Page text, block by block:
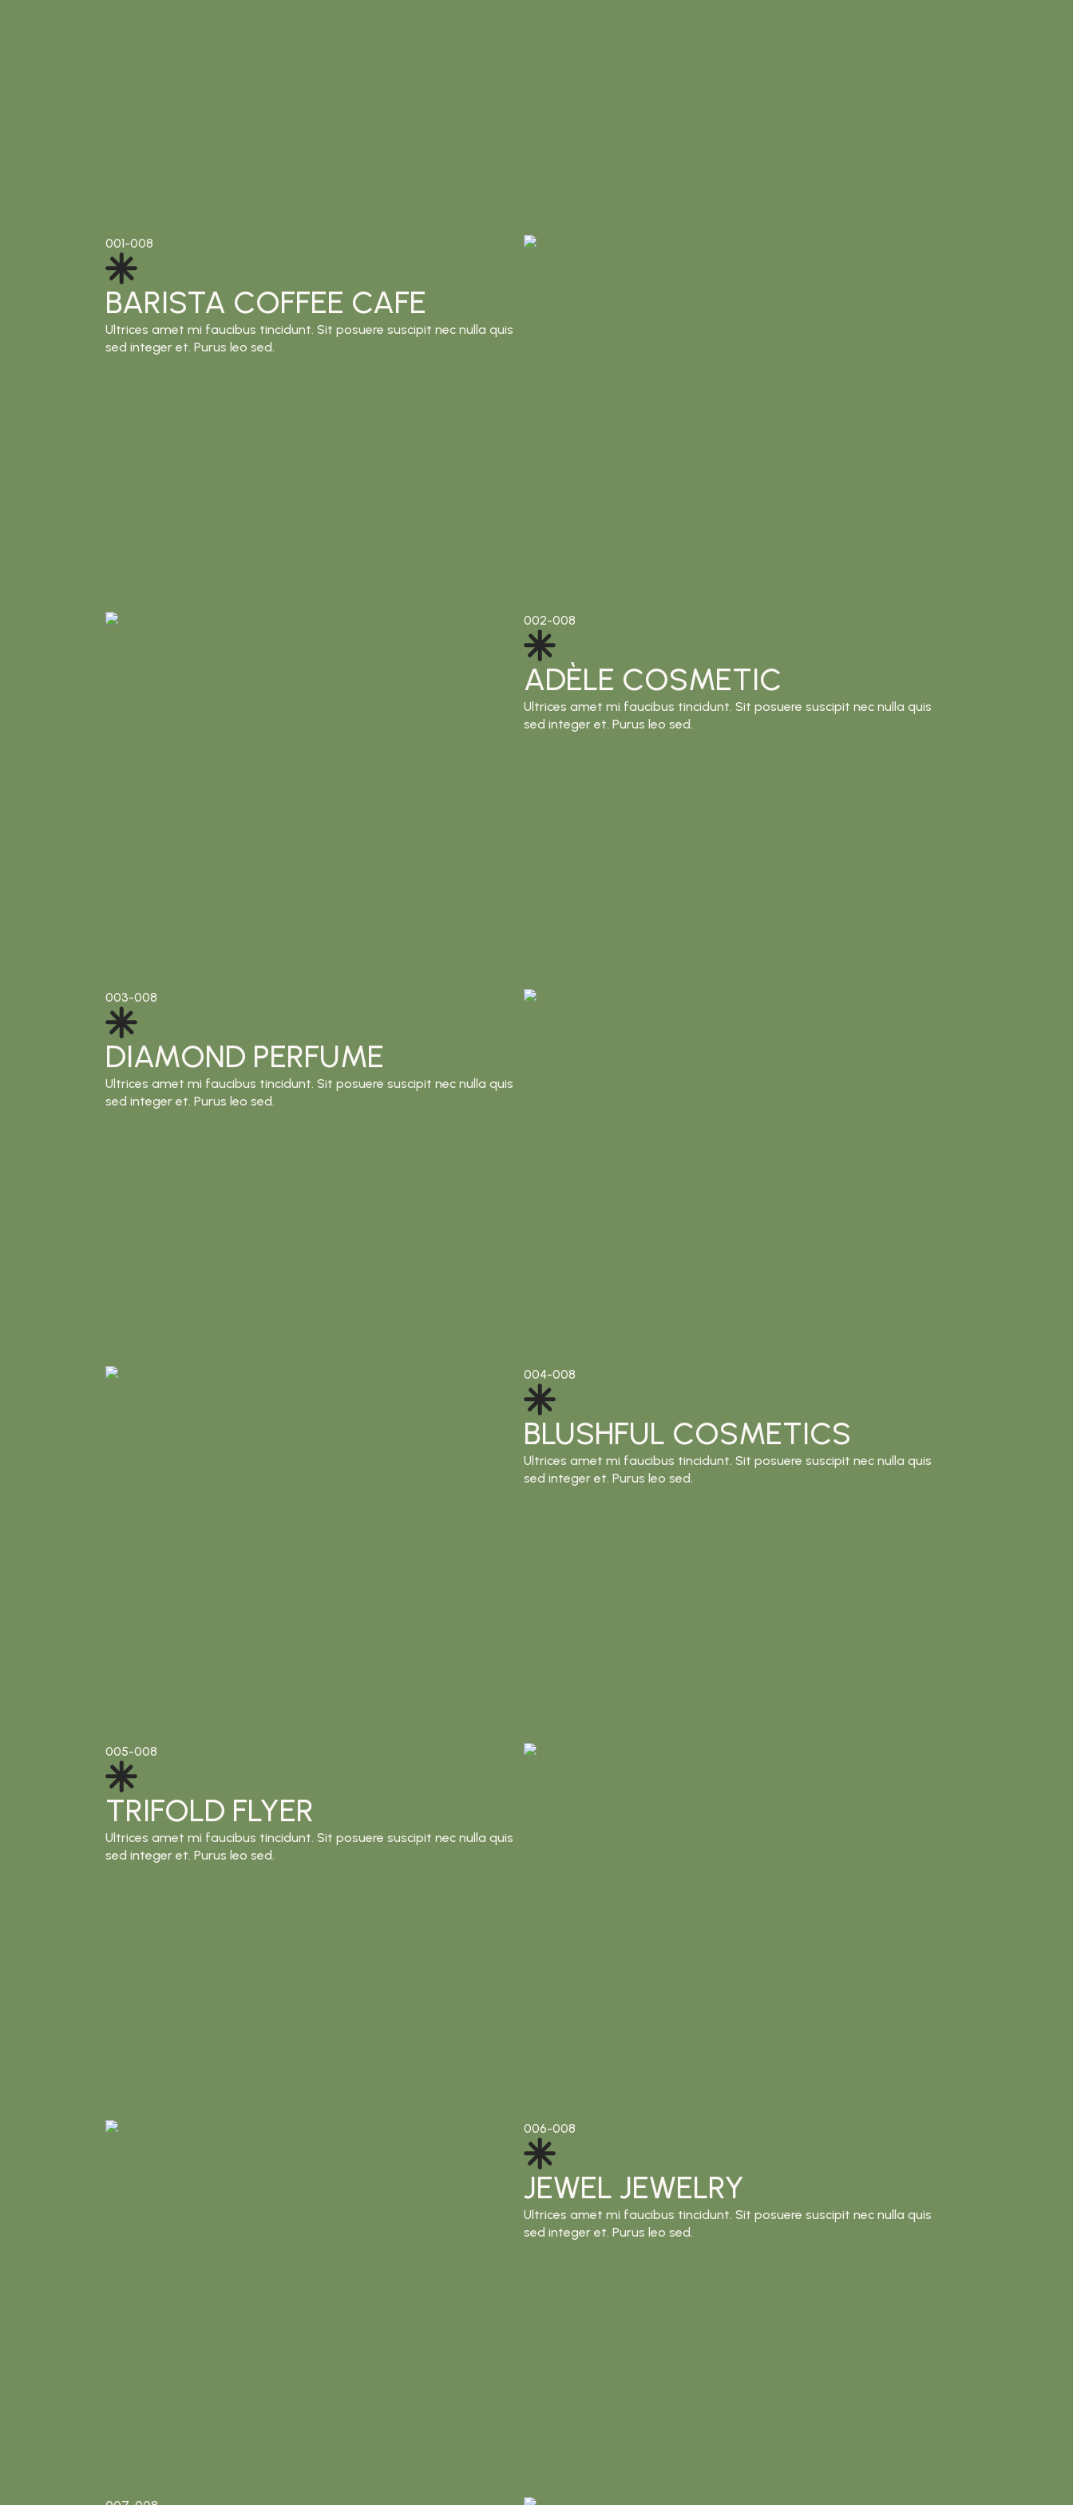
001-008
BARISTA COFFEE CAFE
Ultrices amet mi faucibus tincidunt. Sit posuere suscipit nec nulla quis
sed integer et. Purus leo sed.
002-008
ADÈLE COSMETIC
Ultrices amet mi faucibus tincidunt. Sit posuere suscipit nec nulla quis
sed integer et. Purus leo sed.
003-008
DIAMOND PERFUME
Ultrices amet mi faucibus tincidunt. Sit posuere suscipit nec nulla quis
sed integer et. Purus leo sed.
004-008
BLUSHFUL COSMETICS
Ultrices amet mi faucibus tincidunt. Sit posuere suscipit nec nulla quis
sed integer et. Purus leo sed.
005-008
TRIFOLD FLYER
Ultrices amet mi faucibus tincidunt. Sit posuere suscipit nec nulla quis
sed integer et. Purus leo sed.
006-008
JEWEL JEWELRY
Ultrices amet mi faucibus tincidunt. Sit posuere suscipit nec nulla quis
sed integer et. Purus leo sed.